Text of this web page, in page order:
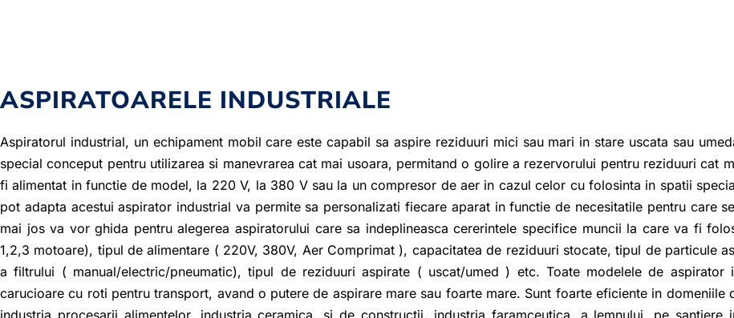
ASPIRATOARELE INDUSTRIALE
Aspiratorul industrial, un echipament mobil care este capabil sa aspire reziduuri mici sau mari in stare uscata sau
special conceput pentru utilizarea si manevrarea cat mai usoara, permitand o golire a rezervorului pentru reziduuri cat
fi alimentat in functie de model, la 220 V, la 380 V sau la un compresor de aer in cazul celor cu folosinta in spatii
pot adapta acestui aspirator industrial va permite sa personalizati fiecare aparat in functie de necesitatile pentru care
mai jos va vor ghida pentru alegerea aspiratorului care sa indeplineasca cererintele specifice muncii la care va fi
1,2,3 motoare), tipul de alimentare ( 220V, 380V, Aer Comprimat ), capacitatea de reziduuri stocate, tipul de particule
a filtrului ( manual/electric/pneumatic), tipul de reziduuri aspirate ( uscat/umed ) etc. Toate modelele de
carucioare cu roti pentru transport, avand o putere de aspirare mare sau foarte mare. Sunt foarte eficiente in
industria procesarii alimentelor, industria ceramica, si de constructii, industria faramceutica, a lemnului, pe